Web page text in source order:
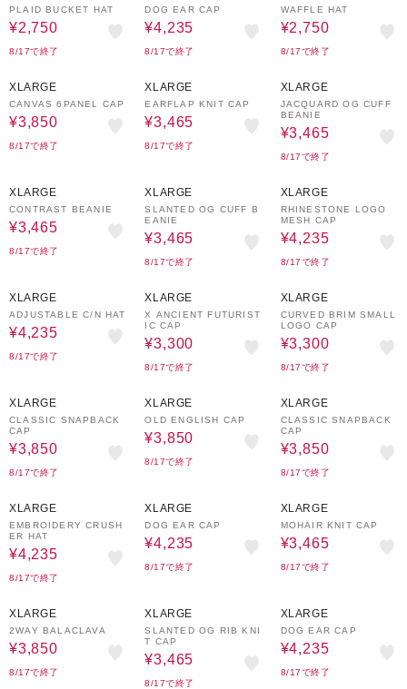
PLAID BUCKET HAT
¥2,750
8/17で終了
DOG EAR CAP
¥4,235
8/17で終了
WAFFLE HAT
¥2,750
8/17で終了
XLARGE
CANVAS 6PANEL CAP
¥3,850
8/17で終了
XLARGE
EARFLAP KNIT CAP
¥3,465
8/17で終了
XLARGE
JACQUARD OG CUFF
BEANIE
¥3,465
8/17で終了
XLARGE
CONTRAST BEANIE
¥3,465
8/17で終了
XLARGE
SLANTED OG CUFF B
EANIE
¥3,465
8/17で終了
XLARGE
RHINESTONE LOGO
MESH CAP
¥4,235
8/17で終了
XLARGE
ADJUSTABLE C/N HAT
¥4,235
8/17で終了
XLARGE
X ANCIENT FUTURIST
IC CAP
¥3,300
8/17で終了
XLARGE
CURVED BRIM SMALL
LOGO CAP
¥3,300
8/17で終了
XLARGE
CLASSIC SNAPBACK
CAP
¥3,850
8/17で終了
XLARGE
OLD ENGLISH CAP
¥3,850
8/17で終了
XLARGE
CLASSIC SNAPBACK
CAP
¥3,850
8/17で終了
XLARGE
EMBROIDERY CRUSH
ER HAT
¥4,235
8/17で終了
XLARGE
DOG EAR CAP
¥4,235
8/17で終了
XLARGE
MOHAIR KNIT CAP
¥3,465
8/17で終了
XLARGE
2WAY BALACLAVA
¥3,850
8/17で終了
XLARGE
SLANTED OG RIB KNI
T CAP
¥3,465
8/17で終了
XLARGE
DOG EAR CAP
¥4,235
8/17で終了